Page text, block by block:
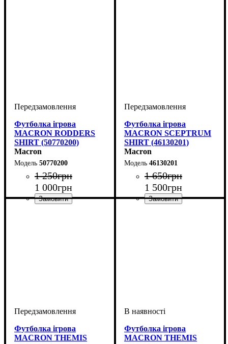
Футболка ігрова
MACRON RODDERS
SHIRT (50770200)
Macron
50770200
1 250грн
1 000грн
Футболка ігрова
MACRON SCEPTRUM
SHIRT (46130201)
Macron
46130201
1 650грн
1 500грн
Футболка ігрова
MACRON THEMIS
Футболка ігрова
MACRON THEMIS